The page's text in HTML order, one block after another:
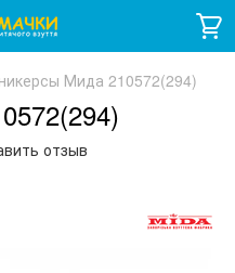
Мида 210572(294)
отзыв